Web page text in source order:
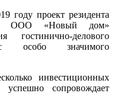
году проект резидента
ООО «Новый дом»
гостинично-делового
особо значимого
инвестиционных
сопровождает